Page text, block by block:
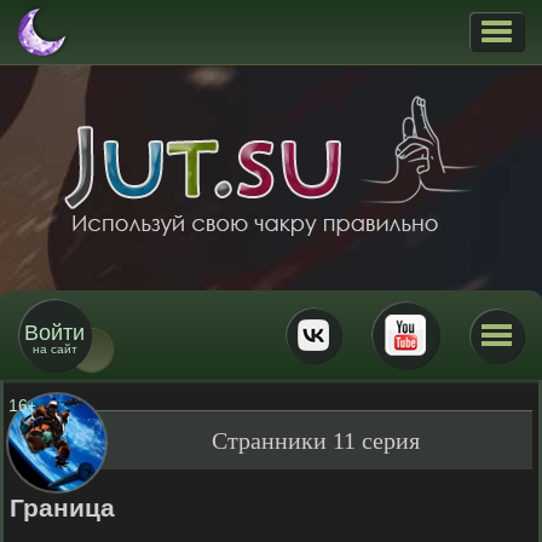
Войти
на сайт
16+
Странники 11 серия
Граница